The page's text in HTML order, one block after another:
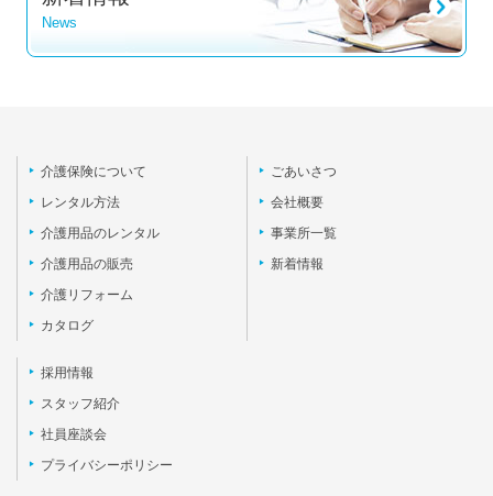
News
介護保険について
レンタル方法
介護用品のレンタル
介護用品の販売
介護リフォーム
カタログ
ごあいさつ
会社概要
事業所一覧
新着情報
採用情報
スタッフ紹介
社員座談会
プライバシーポリシー